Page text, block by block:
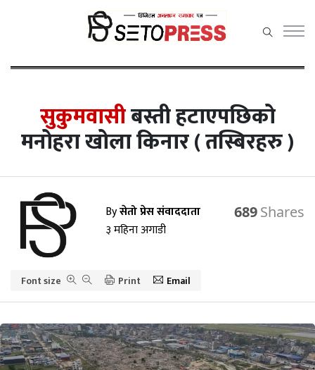
सेतोप्रेस
राजनीति
प्रदेश समाचार
अर्थ/वाणिज्य
कला /
मनोरञ्जन
खेलकुद़़
पर्यटन
सुकुमवासीबस्ती हटाएपछिको
मनोहरा खोला किनार ( तस्बिरहरु )
Byसेतो प्रेस संवाददाता
३ महिना अगाडी
689
Font size Print Email